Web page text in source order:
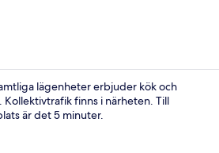
lägenheter erbjuder kök och
finns i närheten. Till
är det 5 minuter.